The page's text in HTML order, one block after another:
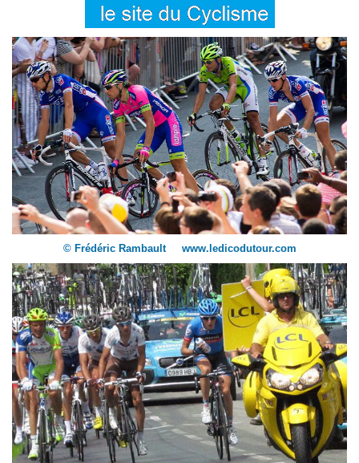
© Frédéric Rambault www.ledicodutour.com